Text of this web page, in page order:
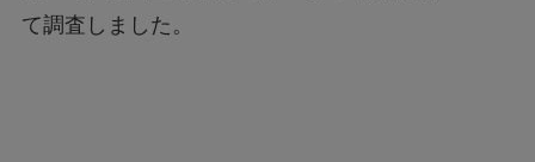
て調査しました。